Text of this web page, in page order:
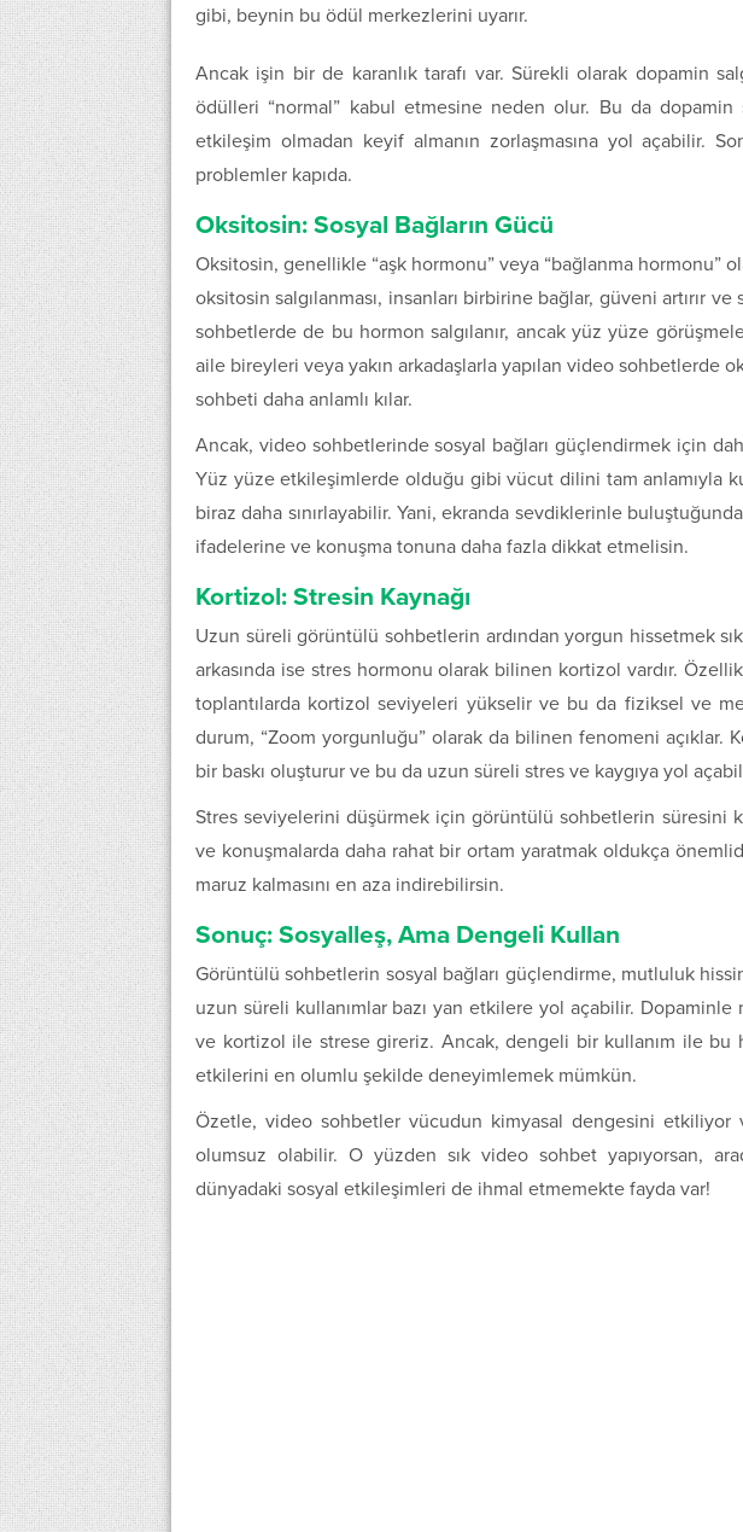
gibi, beynin bu ödül merkezlerini uyarır​.
Ancak işin bir de karanlık tarafı var. Sürekli olarak dopamin
ödülleri “normal” kabul etmesine neden olur. Bu da
etkileşim olmadan keyif almanın zorlaşmasına yol açabilir.
problemler kapıda​.
Oksitosin: Sosyal Bağların Gücü
Oksitosin, genellikle “aşk hormonu” veya “bağlanma hormonu”
oksitosin salgılanması, insanları birbirine bağlar, güveni artırır
sohbetlerde de bu hormon salgılanır, ancak yüz yüze
aile bireyleri veya yakın arkadaşlarla yapılan video sohbetlerde
sohbeti daha anlamlı kılar​.
Ancak, video sohbetlerinde sosyal bağları güçlendirmek için
Yüz yüze etkileşimlerde olduğu gibi vücut dilini tam anlamıyla
biraz daha sınırlayabilir. Yani, ekranda sevdiklerinle
ifadelerine ve konuşma tonuna daha fazla dikkat etmelisin.
Kortizol: Stresin Kaynağı
Uzun süreli görüntülü sohbetlerin ardından yorgun hissetmek
arkasında ise stres hormonu olarak bilinen kortizol vardır.
toplantılarda kortizol seviyeleri yükselir ve bu da fiziksel ve
durum, “Zoom yorgunluğu” olarak da bilinen fenomeni açıklar.
bir baskı oluşturur ve bu da uzun süreli stres ve kaygıya yol
Stres seviyelerini düşürmek için görüntülü sohbetlerin süresini
ve konuşmalarda daha rahat bir ortam yaratmak oldukça
maruz kalmasını en aza indirebilirsin.
Sonuç: Sosyalleş, Ama Dengeli Kullan
Görüntülü sohbetlerin sosyal bağları güçlendirme, mutluluk
uzun süreli kullanımlar bazı yan etkilere yol açabilir.
ve kortizol ile strese gireriz. Ancak, dengeli bir kullanım ile bu
etkilerini en olumlu şekilde deneyimlemek mümkün.
Özetle, video sohbetler vücudun kimyasal dengesini
olumsuz olabilir. O yüzden sık video sohbet yapıyorsan,
dünyadaki sosyal etkileşimleri de ihmal etmemekte fayda var!